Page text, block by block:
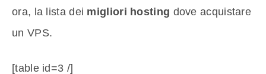
ora, la lista dei migliori hosting dove acquistare
un VPS.
[table id=3 /]